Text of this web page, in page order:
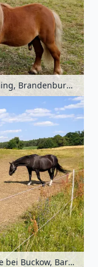
Pferd und Pony in Wiesenburg, Fläming, Brandenburg, Deutschland
Pferdekoppel an der Buckowseerinne bei Buckow, Barnim, Brandenburg, Deutschland